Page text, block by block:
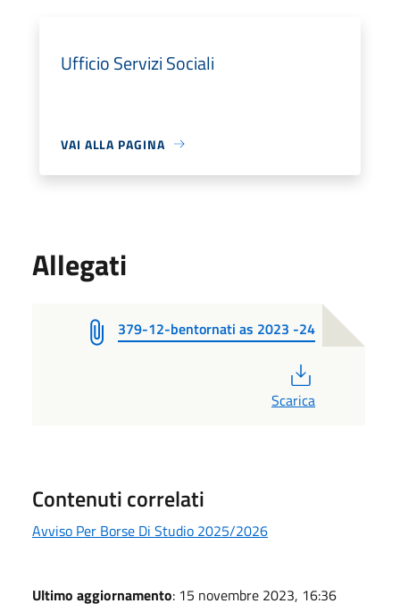
Ufficio Servizi Sociali
VAI ALLA PAGINA
Allegati
379-12-bentornati as 2023 -24
Scarica
Contenuti correlati
Avviso Per Borse Di Studio 2025/2026
Ultimo aggiornamento: 15 novembre 2023, 16:36